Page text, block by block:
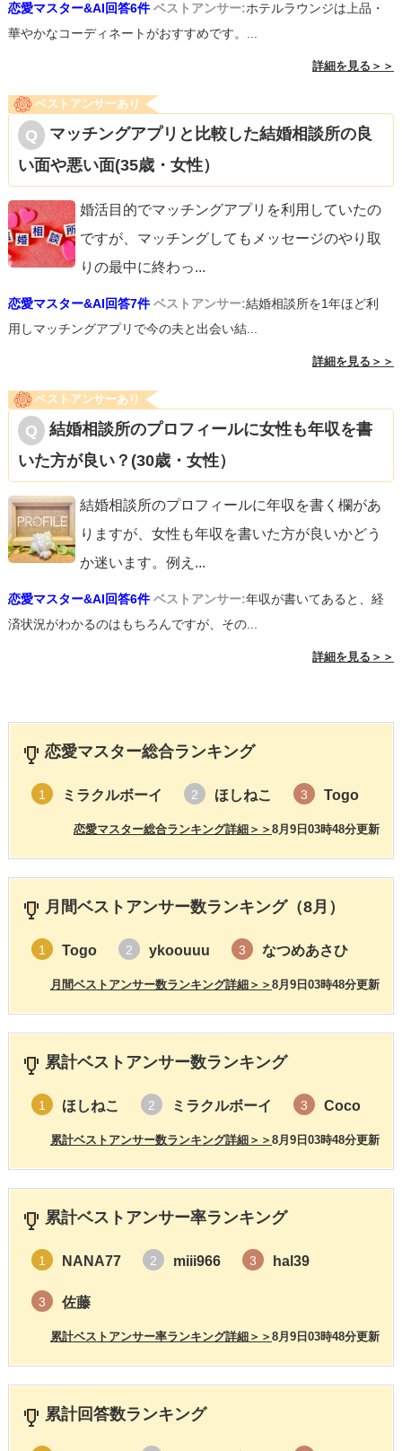
恋愛マスター&AI回答6件 ベストアンサー:ホテルラウンジは上品・
華やかなコーディネートがおすすめです。...
詳細を見る＞＞
ベストアンサーあり
マッチングアプリと比較した結婚相談所の良
い面や悪い面(35歳・女性）
婚活目的でマッチングアプリを利用していたの
ですが、マッチングしてもメッセージのやり取
りの最中に終わっ...
恋愛マスター&AI回答7件 ベストアンサー:結婚相談所を1年ほど利
用しマッチングアプリで今の夫と出会い結...
詳細を見る＞＞
ベストアンサーあり
結婚相談所のプロフィールに女性も年収を書
いた方が良い？(30歳・女性）
結婚相談所のプロフィールに年収を書く欄があ
りますが、女性も年収を書いた方が良いかどう
か迷います。例え ...
恋愛マスター&AI回答6件 ベストアンサー:年収が書いてあると、経
済状況がわかるのはもちろんですが、その...
詳細を見る＞＞
恋愛マスター総合ランキング
1 ミラクルボーイ 2 ほしねこ 3 Togo
8月9日03時48分更新
恋愛マスター総合ランキング詳細＞＞
月間ベストアンサー数ランキング（8月）
1 Togo 2 ykoouuu 3 なつめあさひ
8月9日03時48分更新
月間ベストアンサー数ランキング詳細＞＞
累計ベストアンサー数ランキング
1 ほしねこ 2 ミラクルボーイ 3 Coco
8月9日03時48分更新
累計ベストアンサー数ランキング詳細＞＞
累計ベストアンサー率ランキング
1 NANA77 2 miii966 3 hal39
3 佐藤
8月9日03時48分更新
累計ベストアンサー率ランキング詳細＞＞
累計回答数ランキング